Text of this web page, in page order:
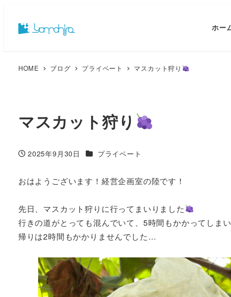
ホー
HOME ブログ プライベート マスカット狩り
マスカット狩り
投稿日
2025年9月30日 カテゴリー
プライベート
おはようございます！経営企画室の陸です！
先日、マスカット狩りに行ってまいりました
行きの道がとっても混んでいて、5時間もかかってしま
帰りは2時間もかかりませんでした…